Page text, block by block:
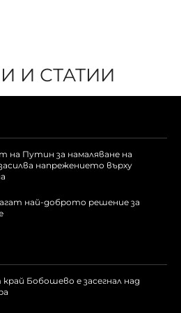
И СТАТИИ
на Путин за намаляване на
напрежението върху
най-доброто решение за
Бобошево е засегнал над